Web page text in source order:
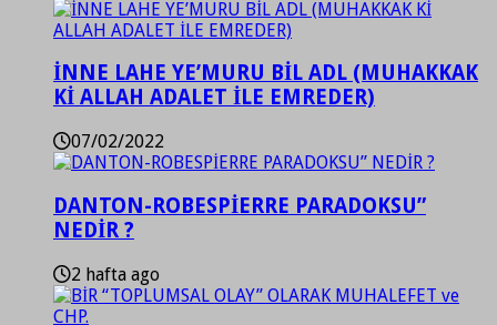
İNNE LAHE YE’MURU BİL ADL (MUHAKKAK
Kİ ALLAH ADALET İLE EMREDER)
07/02/2022
DANTON-ROBESPİERRE PARADOKSU”
NEDİR ?
2 hafta ago